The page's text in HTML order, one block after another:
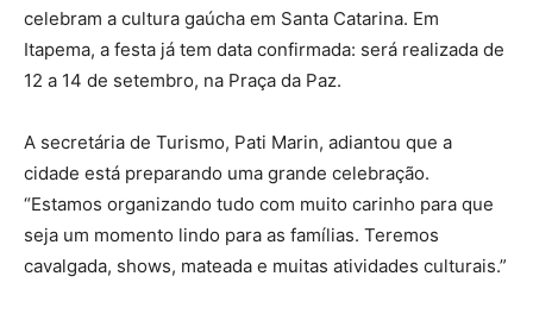
celebram a cultura gaúcha em Santa Catarina. Em
Itapema, a festa já tem data confirmada: será realizada de
12 a 14 de setembro, na Praça da Paz.
A secretária de Turismo, Pati Marin, adiantou que a
cidade está preparando uma grande celebração.
“Estamos organizando tudo com muito carinho para que
seja um momento lindo para as famílias. Teremos
cavalgada, shows, mateada e muitas atividades culturais.”